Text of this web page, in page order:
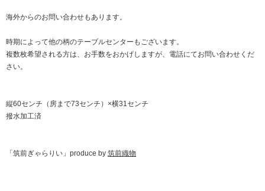
海外からのお問い合わせもあります。
時期によって他の柄のテーブルセンターもございます。
複数枚希望される方は、お手数をおかげしますが、電話にてお問い合わせくだ
さい。
縦60センチ（房まで73センチ）×横31センチ
撥水加工済
「筑前ぎゃらりい」produce by 筑前織物